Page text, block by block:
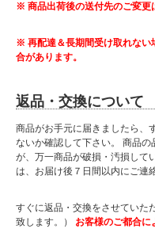
※ 商品出荷後の送付先のご変更
※ 再配達＆長期間受け取れない
合があります。
返品・交換について
商品がお手元に届きましたら、
ないか確認して下さい。 商品
が、万一商品が破損・汚損して
は、お届け後７日間以内にご連
すぐに返品・交換をさせていた
致します。） お客様のご都合に